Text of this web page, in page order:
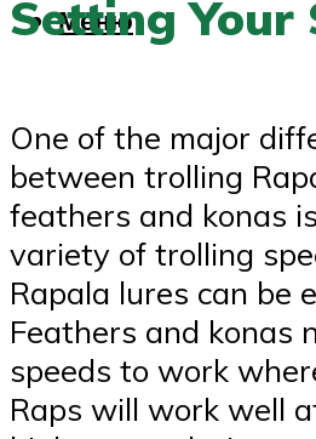
Меню
Setting Your
One of the major
between trolling
feathers and konas
variety of trolling
Rapala lures can be
Feathers and konas
speeds to work
Raps will work well